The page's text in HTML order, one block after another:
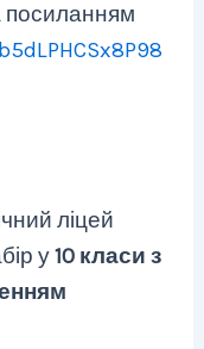
посиланням
ліцей
у10 класи з